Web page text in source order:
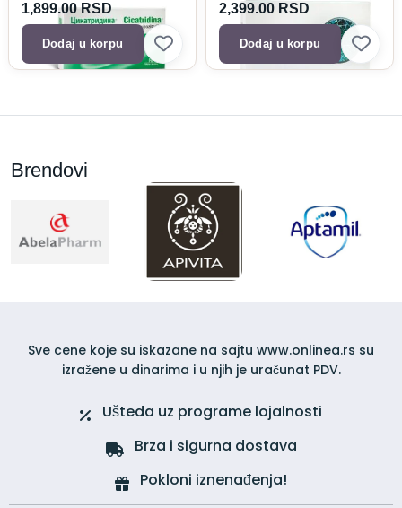
1,899.00RSD
Dodaj u korpu
2,399.00 RSD
Dodaj u korpu
Brendovi
Sve cene koje su iskazane na sajtu www.onlinea.rs su
izražene u dinarima i u njih je uračunat PDV.
Ušteda uz programe lojalnosti
Brza i sigurna dostava
Pokloni iznenađenja!